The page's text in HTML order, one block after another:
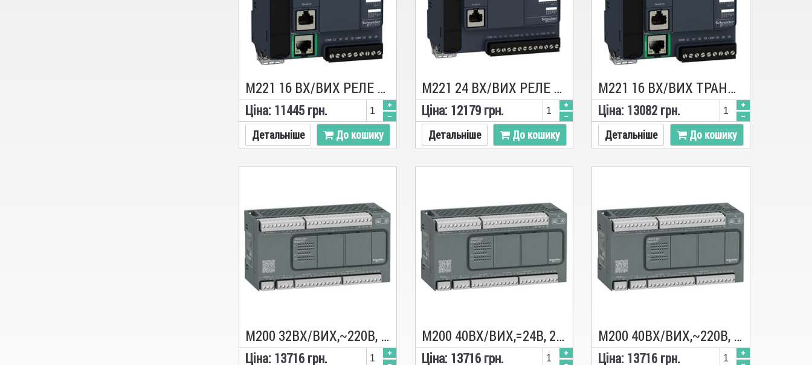
M221 16 ВХ/ВИХ РЕЛЕ 1RS485 1ETH TM221CE16R, ПЛК, Schneider
Цiна: 11445грн.
Детальніше До кошику
M221 24 ВХ/ВИХ РЕЛЕ 1RS485 TM221C24R, ПЛК, Schneider
Цiна: 12179грн.
Детальніше До кошику
M221 16 ВХ/ВИХ ТРАНЗ 1RS485 1ETH TM221CE16T, ПЛК, Schneider
Цiна: 13082 грн.
Детальніше До кошику
M200 32ВХ/ВИХ,~220В, 18 ВХ., 14 РЕЛ. TM200C32R, ПЛК, Schneider
Цiна: 13716грн.
M200 40ВХ/ВИХ,=24В, 24 ВХ.,16 ТР.PNP TM200C40T, ПЛК, Schneider
Цiна: 13716грн.
M200 40ВХ/ВИХ,~220В, 24 ВХ., 16 РЕЛ. TM200C40R, ПЛК, Schneider
Цiна: 13716 грн.